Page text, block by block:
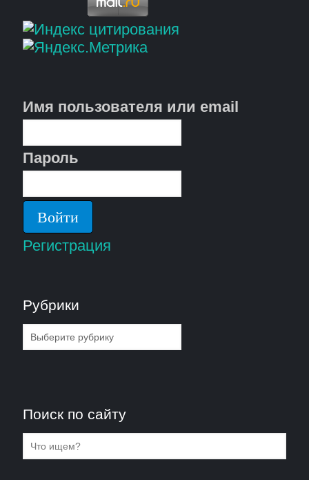
Имя пользователя или email
Пароль
Регистрация
Рубрики
Рубрики
Поиск по сайту